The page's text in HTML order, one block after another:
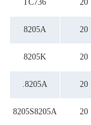
TC736 20
8205A 20
8205K 20
.8205A 20
8205S8205A 20